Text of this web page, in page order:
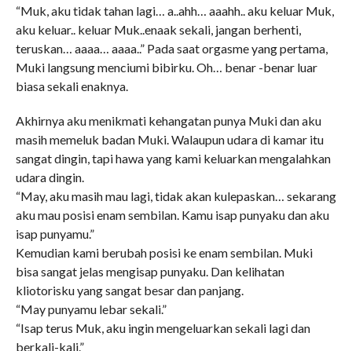
“Muk, aku tidak tahan lagi… a..ahh… aaahh.. aku keluar Muk,
aku keluar.. keluar Muk..enaak sekali, jangan berhenti,
teruskan… aaaa… aaaa..” Pada saat orgasme yang pertama,
Muki langsung menciumi bibirku. Oh… benar -benar luar
biasa sekali enaknya.
Akhirnya aku menikmati kehangatan punya Muki dan aku
masih memeluk badan Muki. Walaupun udara di kamar itu
sangat dingin, tapi hawa yang kami keluarkan mengalahkan
udara dingin.
“May, aku masih mau lagi, tidak akan kulepaskan… sekarang
aku mau posisi enam sembilan. Kamu isap punyaku dan aku
isap punyamu.”
Kemudian kami berubah posisi ke enam sembilan. Muki
bisa sangat jelas mengisap punyaku. Dan kelihatan
kliotorisku yang sangat besar dan panjang.
“May punyamu lebar sekali.”
“Isap terus Muk, aku ingin mengeluarkan sekali lagi dan
berkali-kali.”